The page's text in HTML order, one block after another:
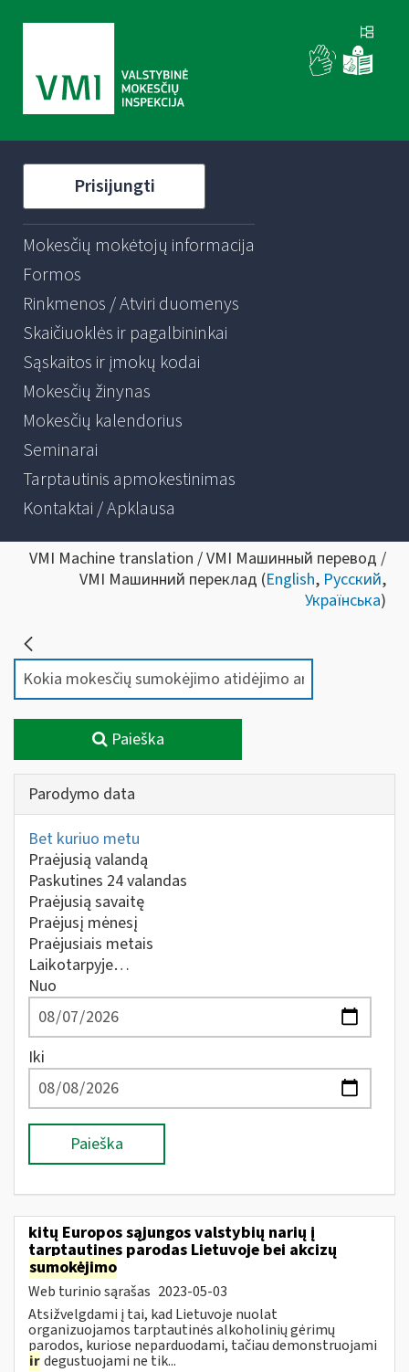
Prisijungti
Mokesčių mokėtojų informacija
Formos
Rinkmenos / Atviri duomenys
Skaičiuoklės ir pagalbininkai
Sąskaitos ir įmokų kodai
Mokesčių žinynas
Mokesčių kalendorius
Seminarai
Tarptautinis apmokestinimas
Kontaktai / Apklausa
VMI Machine translation / VMI Машинный перевод /
VMI Машинний переклад (English, Русский,
Українська)
Paieška
Parodymo data
Bet kuriuo metu
Praėjusią valandą
Paskutines 24 valandas
Praėjusią savaitę
Praėjusį mėnesį
Praėjusiais metais
Laikotarpyje…
Nuo
Iki
Paieška
kitų Europos sąjungos valstybių narių į
tarptautines parodas Lietuvoje bei akcizų
sumokėjimo
Web turinio sąrašas 2023-05-03
Atsižvelgdami į tai, kad Lietuvoje nuolat
organizuojamos tarptautinės alkoholinių gėrimų
parodos, kuriose neparduodami, tačiau demonstruojami
irdegustuojami ne tik...